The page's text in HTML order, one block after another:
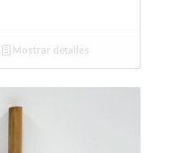
Mostrar detalles